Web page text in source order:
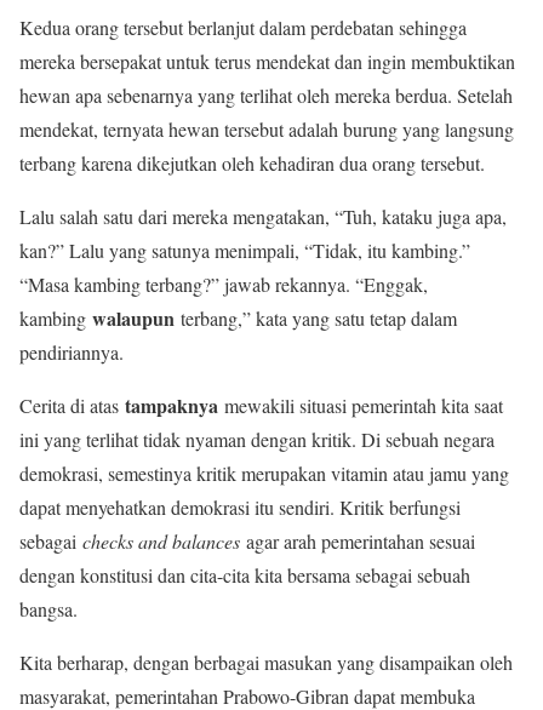
Kedua orang tersebut berlanjut dalam perdebatan sehingga
mereka bersepakat untuk terus mendekat dan ingin membuktikan
hewan apa sebenarnya yang terlihat oleh mereka berdua. Setelah
mendekat, ternyata hewan tersebut adalah burung yang langsung
terbang karena dikejutkan oleh kehadiran dua orang tersebut.
Lalu salah satu dari mereka mengatakan, “Tuh, kataku juga apa,
kan?” Lalu yang satunya menimpali, “Tidak, itu kambing.”
“Masa kambing terbang?” jawab rekannya. “Enggak,
kambing walaupun terbang,” kata yang satu tetap dalam
pendiriannya.
Cerita di atas tampaknya mewakili situasi pemerintah kita saat
ini yang terlihat tidak nyaman dengan kritik. Di sebuah negara
demokrasi, semestinya kritik merupakan vitamin atau jamu yang
dapat menyehatkan demokrasi itu sendiri. Kritik berfungsi
sebagai checks and balances agar arah pemerintahan sesuai
dengan konstitusi dan cita-cita kita bersama sebagai sebuah
bangsa.
Kita berharap, dengan berbagai masukan yang disampaikan oleh
masyarakat, pemerintahan Prabowo-Gibran dapat membuka